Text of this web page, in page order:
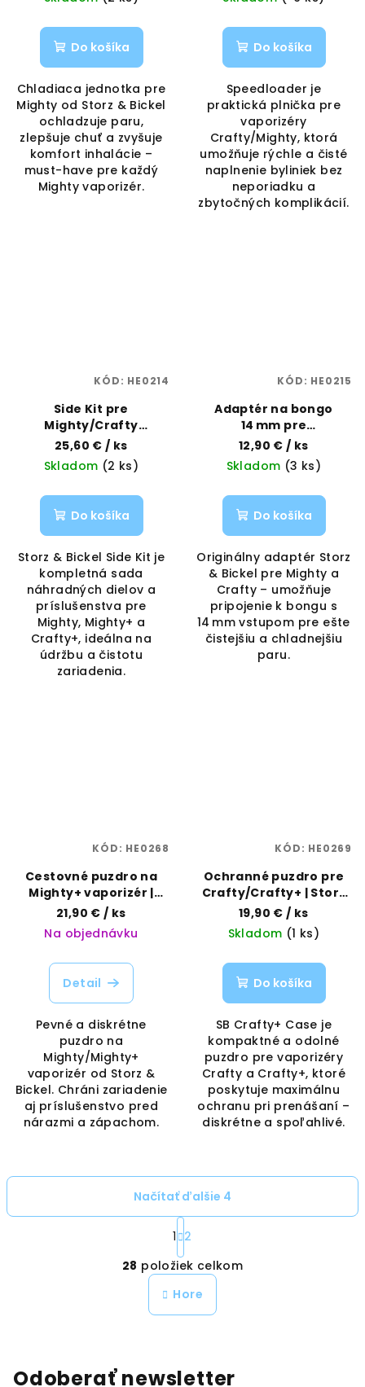
Do košíka
Chladiaca jednotka pre
Mighty od Storz & Bickel
ochladzuje paru,
zlepšuje chuť a zvyšuje
komfort inhalácie –
must-have pre každý
Mighty vaporizér.
Do košíka
Speedloader je
praktická plnička pre
vaporizéry
Crafty/Mighty, ktorá
umožňuje rýchle a čisté
naplnenie byliniek bez
neporiadku a
zbytočných komplikácií.
Side Kit pre
Mighty/Crafty
vaporizéry | Storz &
Bickel | Vaporama
25,60 € / ks
Skladom (2 ks)
Do košíka
Storz & Bickel Side Kit je
kompletná sada
náhradných dielov a
príslušenstva pre
Mighty, Mighty+ a
Crafty+, ideálna na
údržbu a čistotu
zariadenia.
KÓD: HE0214
Adaptér na bongo
14 mm pre
Mighty/Crafty | Storz &
Bickel | Vaporama
12,90 € / ks
Skladom (3 ks)
Do košíka
Originálny adaptér Storz
& Bickel pre Mighty a
Crafty – umožňuje
pripojenie k bongu s
14 mm vstupom pre ešte
čistejšiu a chladnejšiu
paru.
KÓD: HE0215
Cestovné puzdro na
Mighty+ vaporizér |
Storz & Bickel |
Vaporama
21,90 € / ks
Na objednávku
Detail
Pevné a diskrétne
puzdro na
Mighty/Mighty+
vaporizér od Storz &
Bickel. Chráni zariadenie
aj príslušenstvo pred
nárazmi a zápachom.
KÓD: HE0268
Ochranné puzdro pre
Crafty/Crafty+ | Storz
& Bickel | Vaporama
19,90 € / ks
Skladom (1 ks)
Do košíka
SB Crafty+ Case je
kompaktné a odolné
puzdro pre vaporizéry
Crafty a Crafty+, ktoré
poskytuje maximálnu
ochranu pri prenášaní –
diskrétne a spoľahlivé.
KÓD: HE0269
O
v
l
á
c
Načítať ďalšie 4
S
t
r
á
k
o
i
1 2
28 položiek celkom
Hore
Odoberať newsletter